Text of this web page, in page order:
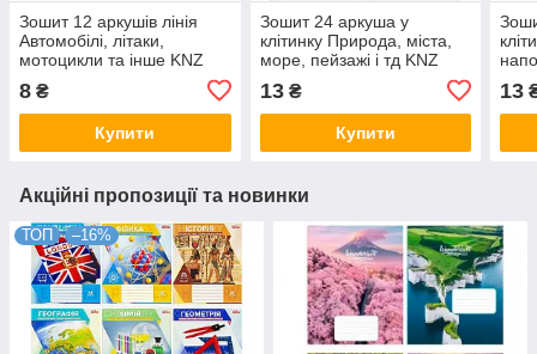
Зошит 12 аркушів лінія
Автомобілі, літаки,
мотоцикли та інше KNZ
8 ₴
Купити
Зошит 24 аркуша у
клітинку Природа, міста,
море, пейзажі і тд KNZ
13₴
Купити
13
Акційні пропозиції та новинки
ТОП –16%